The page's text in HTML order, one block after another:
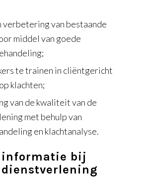
verbetering van bestaande
middel van goede
te trainen in cliëntgericht
klachten;
van de kwaliteit van de
met behulp van
en klachtanalyse.
bij